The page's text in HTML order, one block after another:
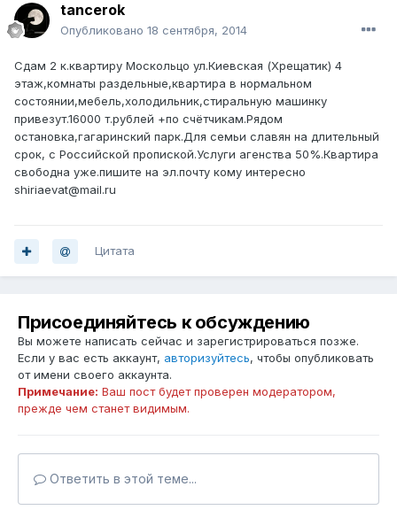
tancerok
Опубликовано 18 сентября, 2014
Сдам 2 к.квартиру Москольцо ул.Киевская (Хрещатик) 4
этаж,комнаты раздельные,квартира в нормальном
состоянии,мебель,холодильник,стиральную машинку
привезут.16000 т.рублей +по счётчикам.Рядом
остановка,гагаринский парк.Для семьи славян на длительный
срок, с Российской пропиской.Услуги агенства 50%.Квартира
свободна уже.пишите на эл.почту кому интересно
shiriaevat@mail.ru
Цитата
Присоединяйтесь к обсуждению
Вы можете написать сейчас и зарегистрироваться позже.
Если у вас есть аккаунт, авторизуйтесь, чтобы опубликовать
от имени своего аккаунта.
Примечание: Ваш пост будет проверен модератором,
прежде чем станет видимым.
Ответить в этой теме...